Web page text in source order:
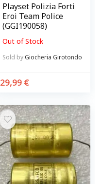
Playset Polizia Forti
Eroi Team Police
(GGI190058)
Out of Stock
Sold byGiocheria Girotondo
29,99 €